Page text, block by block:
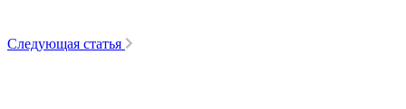
Следующая статья